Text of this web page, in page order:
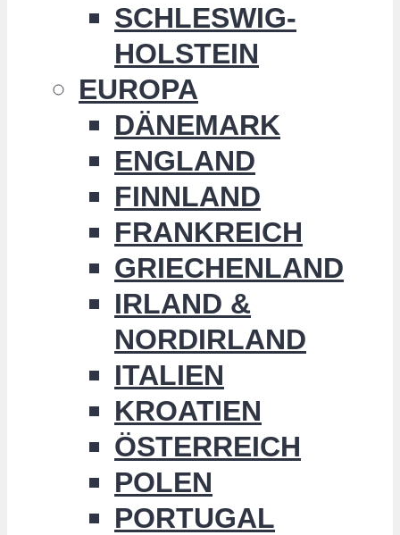
SCHLESWIG-
HOLSTEIN
EUROPA
DÄNEMARK
ENGLAND
FINNLAND
FRANKREICH
GRIECHENLAND
IRLAND &
NORDIRLAND
ITALIEN
KROATIEN
ÖSTERREICH
POLEN
PORTUGAL